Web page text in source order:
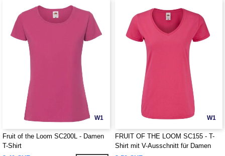
W1
Fruit of the Loom SC200L - Damen
T-Shirt
W1
FRUIT OF THE LOOM SC155 - T-
Shirt mit V-Ausschnitt für Damen